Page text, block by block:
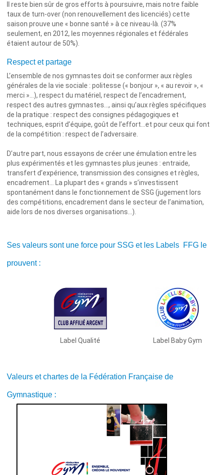
Il reste bien sûr de gros efforts à poursuivre, mais notre faible
taux de turn-over (non renouvellement des licenciés) cette
saison prouve une « bonne santé » à ce niveau-là. (37%
seulement, en 2012, les moyennes régionales et fédérales
étaient autour de 50%).
Respect et partage
L’ensemble de nos gymnastes doit se conformer aux règles
générales de la vie sociale : politesse (« bonjour », « au revoir », «
merci »…), respect du matériel, respect de l’encadrement,
respect des autres gymnastes…, ainsi qu’aux règles spécifiques
de la pratique : respect des consignes pédagogiques et
techniques, esprit d’équipe, goût de l’effort…et pour ceux qui font
de la compétition : respect de l’adversaire.
D’autre part, nous essayons de créer une émulation entre les
plus expérimentés et les gymnastes plus jeunes : entraide,
transfert d’expérience, transmission des consignes et règles,
encadrement… La plupart des « grands » s’investissent
spontanément dans le fonctionnement de SSG (jugement lors
des compétitions, encadrement dans le secteur de l’animation,
aide lors de nos diverses organisations…).
Ses valeurs sont une force pour SSG et les Labels FFG le
prouvent :
Label Qualité Label Baby Gym
Valeurs et chartes de la Fédération Française de
Gymnastique :